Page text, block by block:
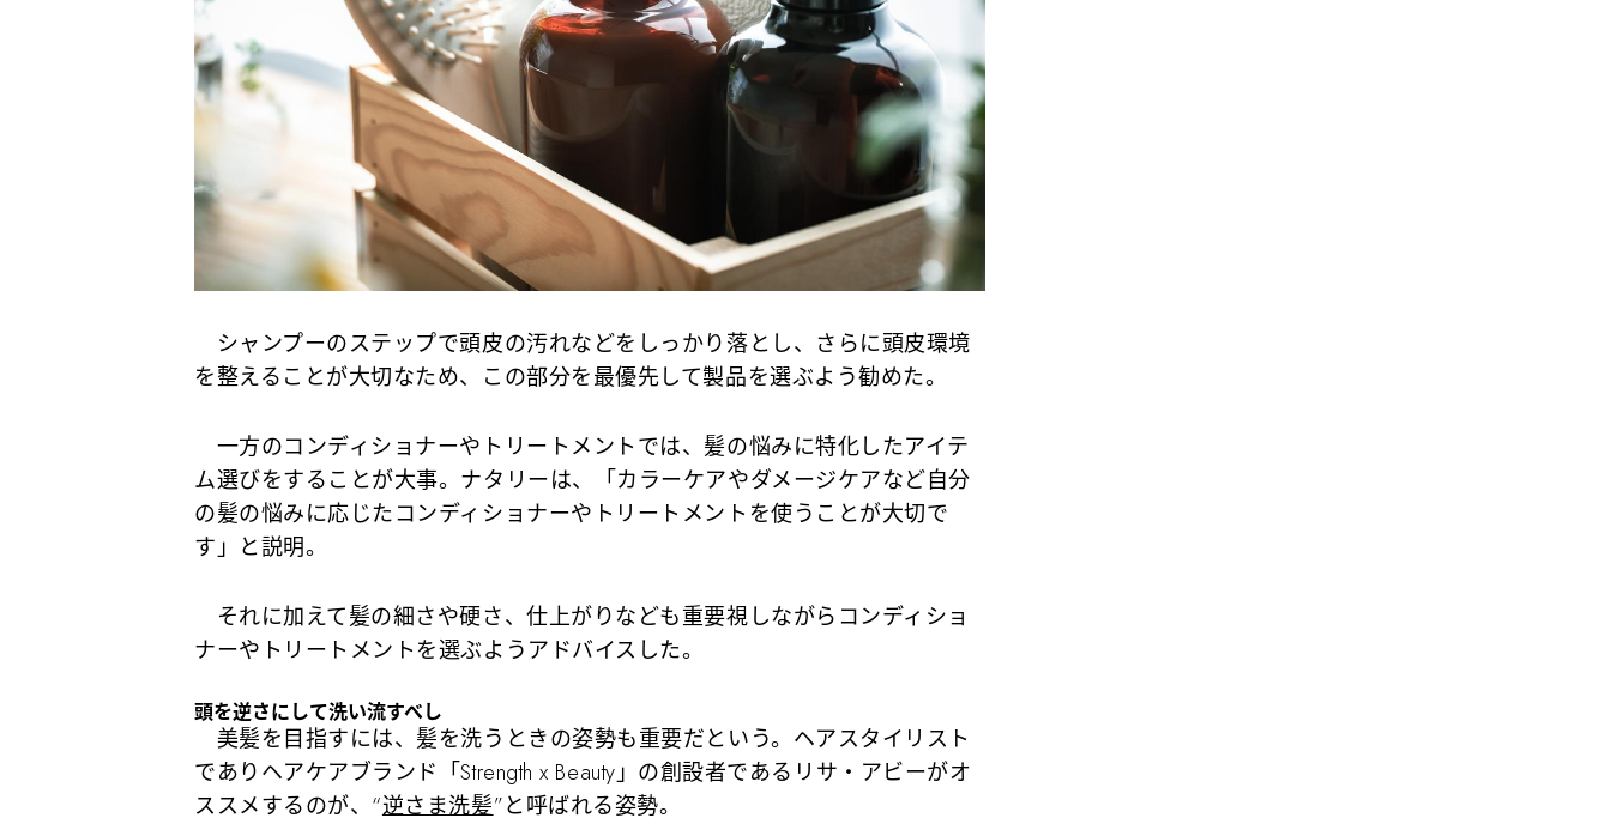
シャンプーのステップで頭皮の汚れなどをしっかり落とし、さらに頭皮環境
を整えることが大切なため、この部分を最優先して製品を選ぶよう勧めた。
一方のコンディショナーやトリートメントでは、髪の悩みに特化したアイテ
ム選びをすることが大事。ナタリーは、「カラーケアやダメージケアなど自分
の髪の悩みに応じたコンディショナーやトリートメントを使うことが大切で
す」と説明。
それに加えて髪の細さや硬さ、仕上がりなども重要視しながらコンディショ
ナーやトリートメントを選ぶようアドバイスした。
頭を逆さにして洗い流すべし
美髪を目指すには、髪を洗うときの姿勢も重要だという。ヘアスタイリスト
でありヘアケアブランド「Strength x Beauty」の創設者であるリサ・アビーがオ
ススメするのが、“逆さま洗髪”と呼ばれる姿勢。